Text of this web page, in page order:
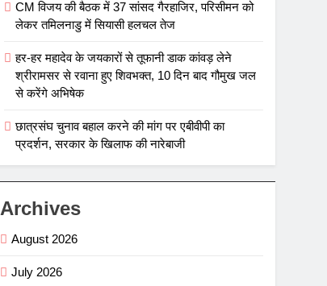
CM विजय की बैठक में 37 सांसद गैरहाजिर, परिसीमन को
लेकर तमिलनाडु में सियासी हलचल तेज
हर-हर महादेव के जयकारों से तूफानी डाक कांवड़ लेने
श्रीरामसर से रवाना हुए शिवभक्त, 10 दिन बाद गौमुख जल
से करेंगे अभिषेक
छात्रसंघ चुनाव बहाल करने की मांग पर एबीवीपी का
प्रदर्शन, सरकार के खिलाफ की नारेबाजी
Archives
August 2026
July 2026